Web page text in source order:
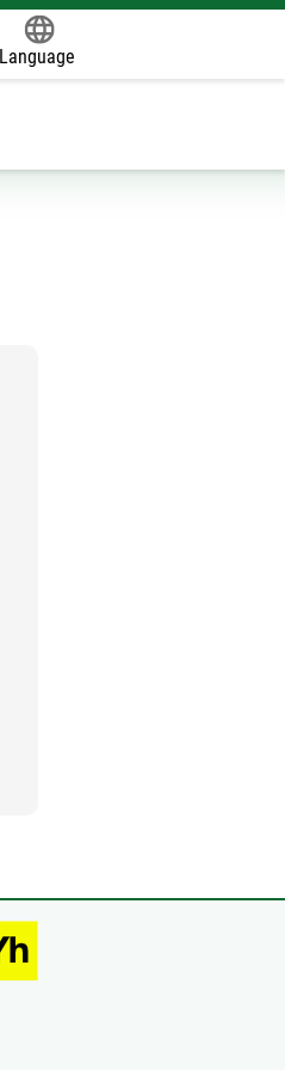
Language